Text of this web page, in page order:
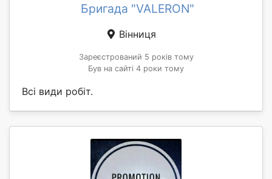
Бригада "VALERON"
Вінниця
Зареєстрований 5 років тому
Був на сайті 4 роки тому
Всі види робіт.